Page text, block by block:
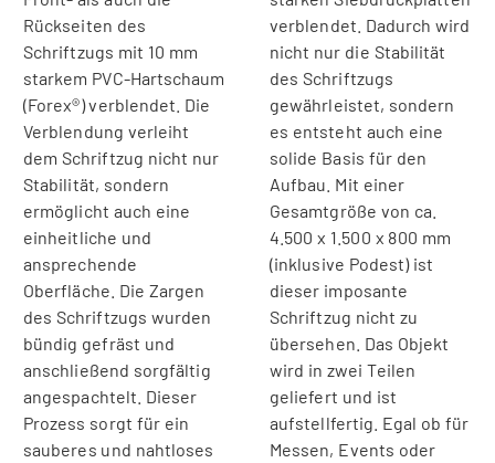
Rückseiten des
Schriftzugs mit 10 mm
starkem PVC-Hartschaum
(Forex®) verblendet. Die
Verblendung verleiht
dem Schriftzug nicht nur
Stabilität, sondern
ermöglicht auch eine
einheitliche und
ansprechende
Oberfläche. Die Zargen
des Schriftzugs wurden
bündig gefräst und
anschließend sorgfältig
angespachtelt. Dieser
Prozess sorgt für ein
sauberes und nahtloses
verblendet. Dadurch wird
nicht nur die Stabilität
des Schriftzugs
gewährleistet, sondern
es entsteht auch eine
solide Basis für den
Aufbau. Mit einer
Gesamtgröße von ca.
4.500 x 1.500 x 800 mm
(inklusive Podest) ist
dieser imposante
Schriftzug nicht zu
übersehen. Das Objekt
wird in zwei Teilen
geliefert und ist
aufstellfertig. Egal ob für
Messen, Events oder